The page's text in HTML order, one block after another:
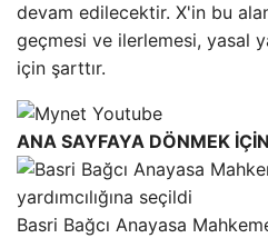
devam edilecektir. X'in bu
geçmesi ve ilerlemesi, yasal
için şarttır.
ANA SAYFAYA DÖNMEK
Basri Bağcı Anayasa